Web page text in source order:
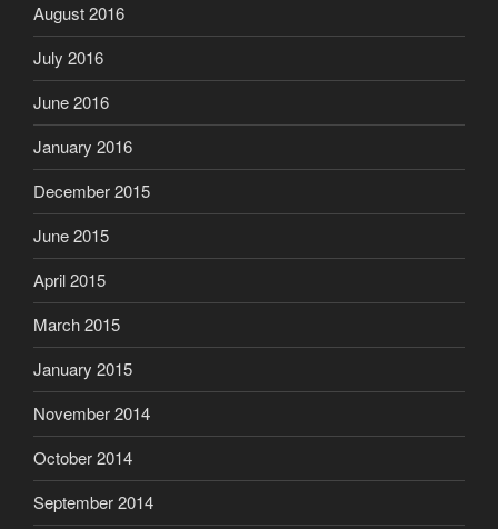
August 2016
July 2016
June 2016
January 2016
December 2015
June 2015
April 2015
March 2015
January 2015
November 2014
October 2014
September 2014